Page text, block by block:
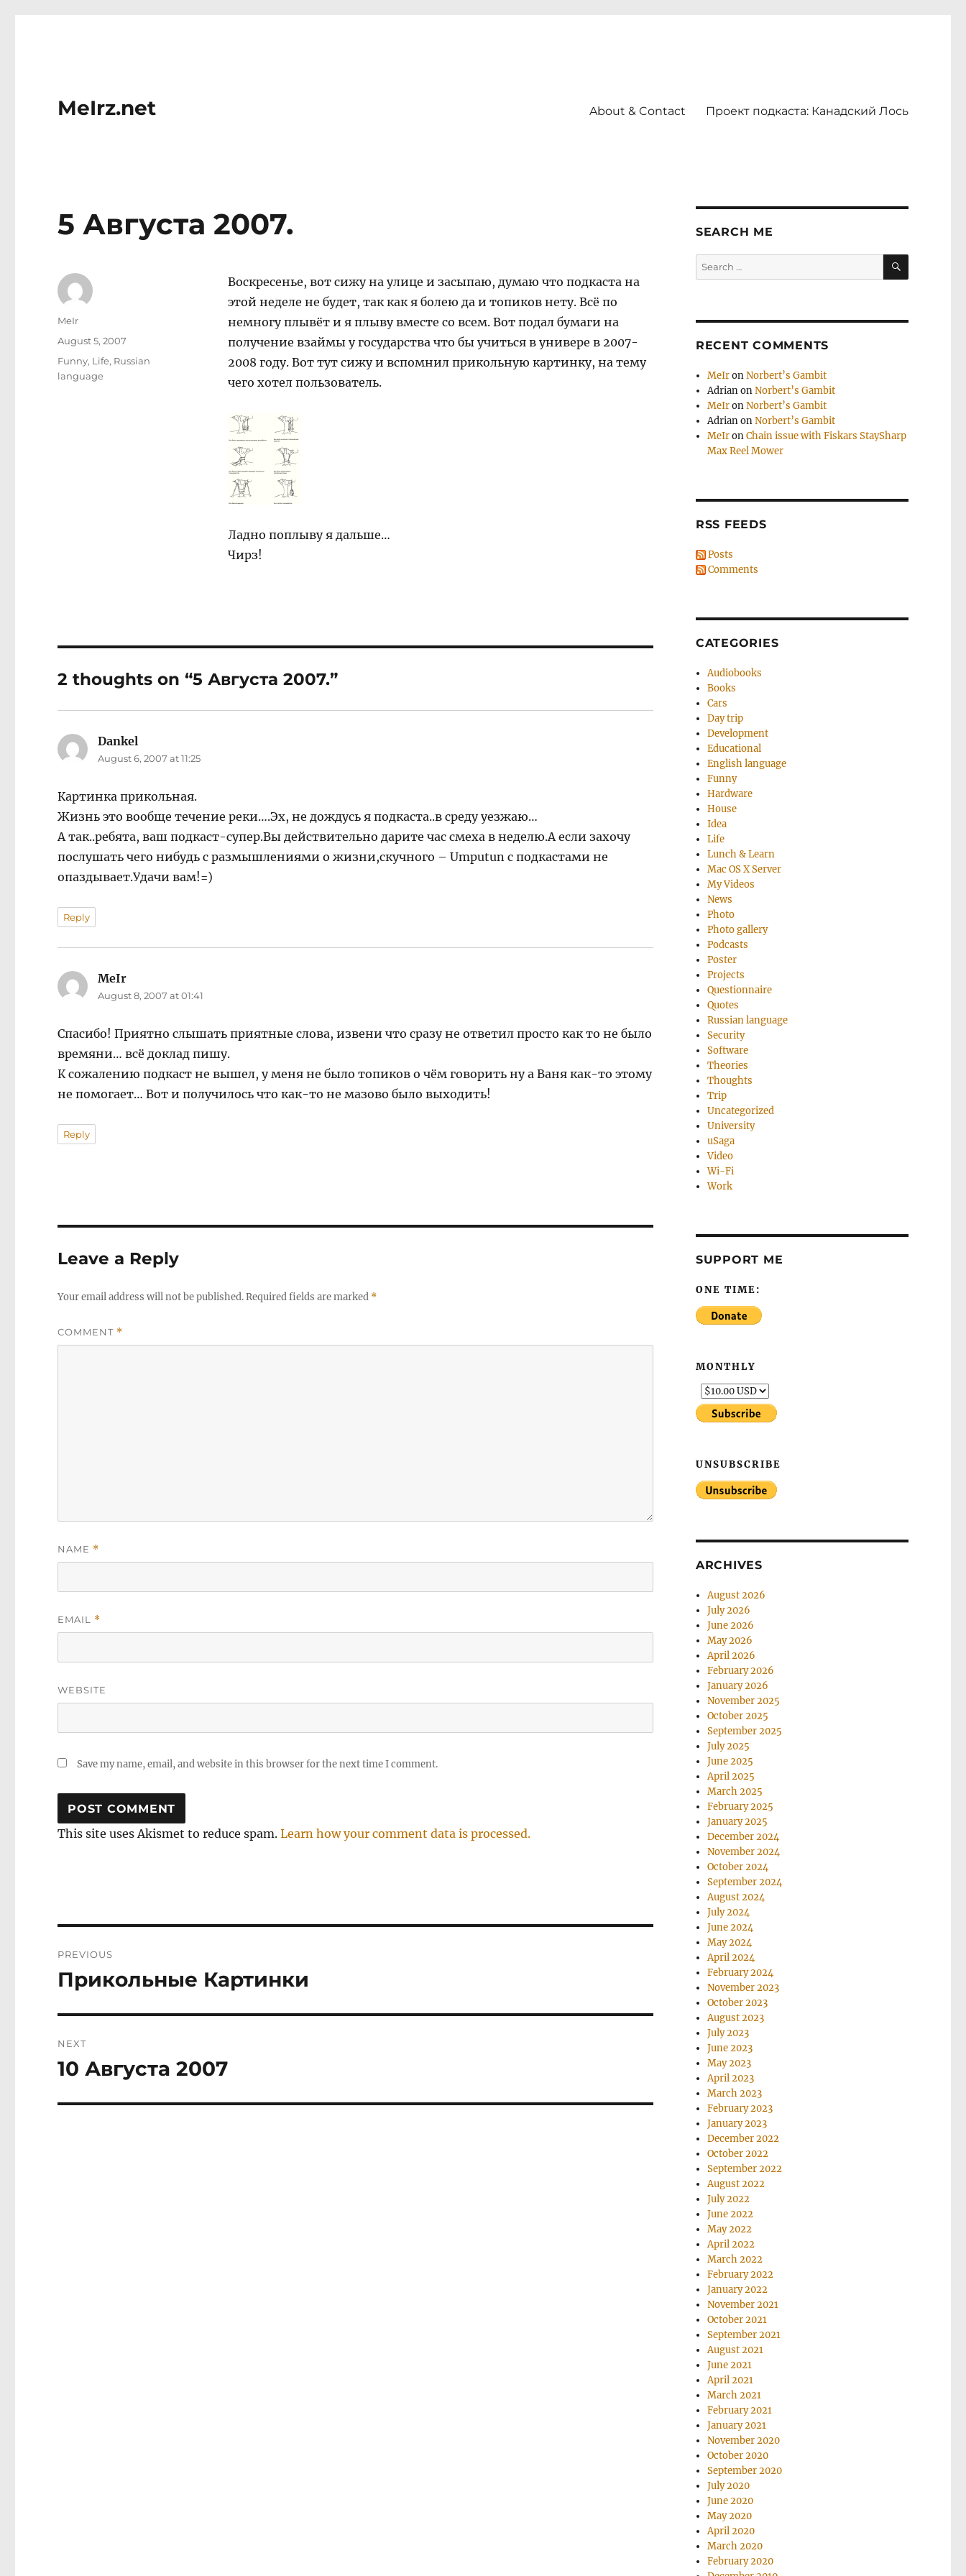
MeIrz.net About & Contact Проект подкаста: Канадский Лось
5 Августа 2007.
Воскресенье, вот сижу на улице и засыпаю, думаю что подкаста на
этой неделе не будет, так как я болею да и топиков нету. Всё по
немногу плывёт и я плыву вместе со всем. Вот подал бумаги на
получение взаймы у государства что бы учиться в универе в 2007-
2008 году. Вот тут сижу и вспомнил прикольную картинку, на тему
чего хотел пользователь.
Ладно поплыву я дальше…
Чирз!
Author
MeIr
Posted
August 5, 2007
Categories
Funny, Life, Russian
language
2 thoughts on “5 Августа 2007.”
Dankel
August 6, 2007 at 11:25
Картинка прикольная.
Жизнь это вообще течение реки….Эх, не дождусь я подкаста..в среду уезжаю…
А так..ребята, ваш подкаст-супер.Вы действительно дарите час смеха в неделю.А если захочу
послушать чего нибудь с размышлениями о жизни,скучного – Umputun с подкастами не
опаздывает.Удачи вам!=)
Reply
MeIr
August 8, 2007 at 01:41
Спасибо! Приятно слышать приятные слова, извени что сразу не ответил просто как то не было
времяни… всё доклад пишу.
К сожалению подкаст не вышел, у меня не было топиков о чём говорить ну а Ваня как-то этому
не помогает… Вот и получилось что как-то не мазово было выходить!
Reply
Leave a Reply
Your email address will not be published.Required fields are marked *
COMMENT *
NAME *
EMAIL *
WEBSITE
Save my name, email, and website in this browser for the next time I comment.
This site uses Akismet to reduce spam.Learn how your comment data is processed.
navigation
PREVIOUS
Previous
Прикольные Картинки
NEXT
Next
10 Августа 2007
SEARCH ME
Search
for:
SEARCH
RECENT COMMENTS
MeIronNorbert’s Gambit
AdrianonNorbert’s Gambit
MeIronNorbert’s Gambit
AdrianonNorbert’s Gambit
MeIronChain issue with Fiskars StaySharp
Max Reel Mower
RSS FEEDS
Posts
Comments
CATEGORIES
Audiobooks
Books
Cars
Day trip
Development
Educational
English language
Funny
Hardware
House
Idea
Life
Lunch & Learn
Mac OS X Server
My Videos
News
Photo
Photo gallery
Podcasts
Poster
Projects
Questionnaire
Quotes
Russian language
Security
Software
Theories
Thoughts
Trip
Uncategorized
University
uSaga
Video
Wi-Fi
Work
SUPPORT ME
ONE TIME:
MONTHLY
UNSUBSCRIBE
ARCHIVES
August 2026
July 2026
June 2026
May 2026
April 2026
February 2026
January 2026
November 2025
October 2025
September 2025
July 2025
June 2025
April 2025
March 2025
February 2025
January 2025
December 2024
November 2024
October 2024
September 2024
August 2024
July 2024
June 2024
May 2024
April 2024
February 2024
November 2023
October 2023
August 2023
July 2023
June 2023
May 2023
April 2023
March 2023
February 2023
January 2023
December 2022
October 2022
September 2022
August 2022
July 2022
June 2022
May 2022
April 2022
March 2022
February 2022
January 2022
November 2021
October 2021
September 2021
August 2021
June 2021
April 2021
March 2021
February 2021
January 2021
November 2020
October 2020
September 2020
July 2020
June 2020
May 2020
April 2020
March 2020
February 2020